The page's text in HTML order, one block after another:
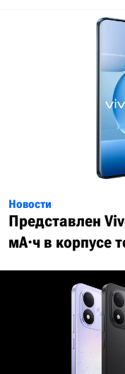
Новости
Представлен
мА·ч в корпусе